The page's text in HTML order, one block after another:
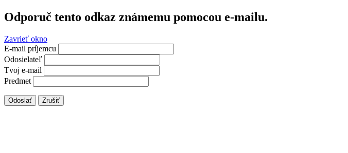
Odporuč tento odkaz známemu pomocou e-mailu.
Zavrieť okno
E-mail príjemcu
Odosielateľ
Tvoj e-mail
Predmet
Odoslať Zrušiť